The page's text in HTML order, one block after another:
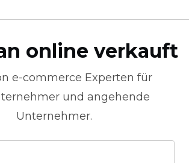
online verkauft
e-commerce Experten für
und angehende
Unternehmer.